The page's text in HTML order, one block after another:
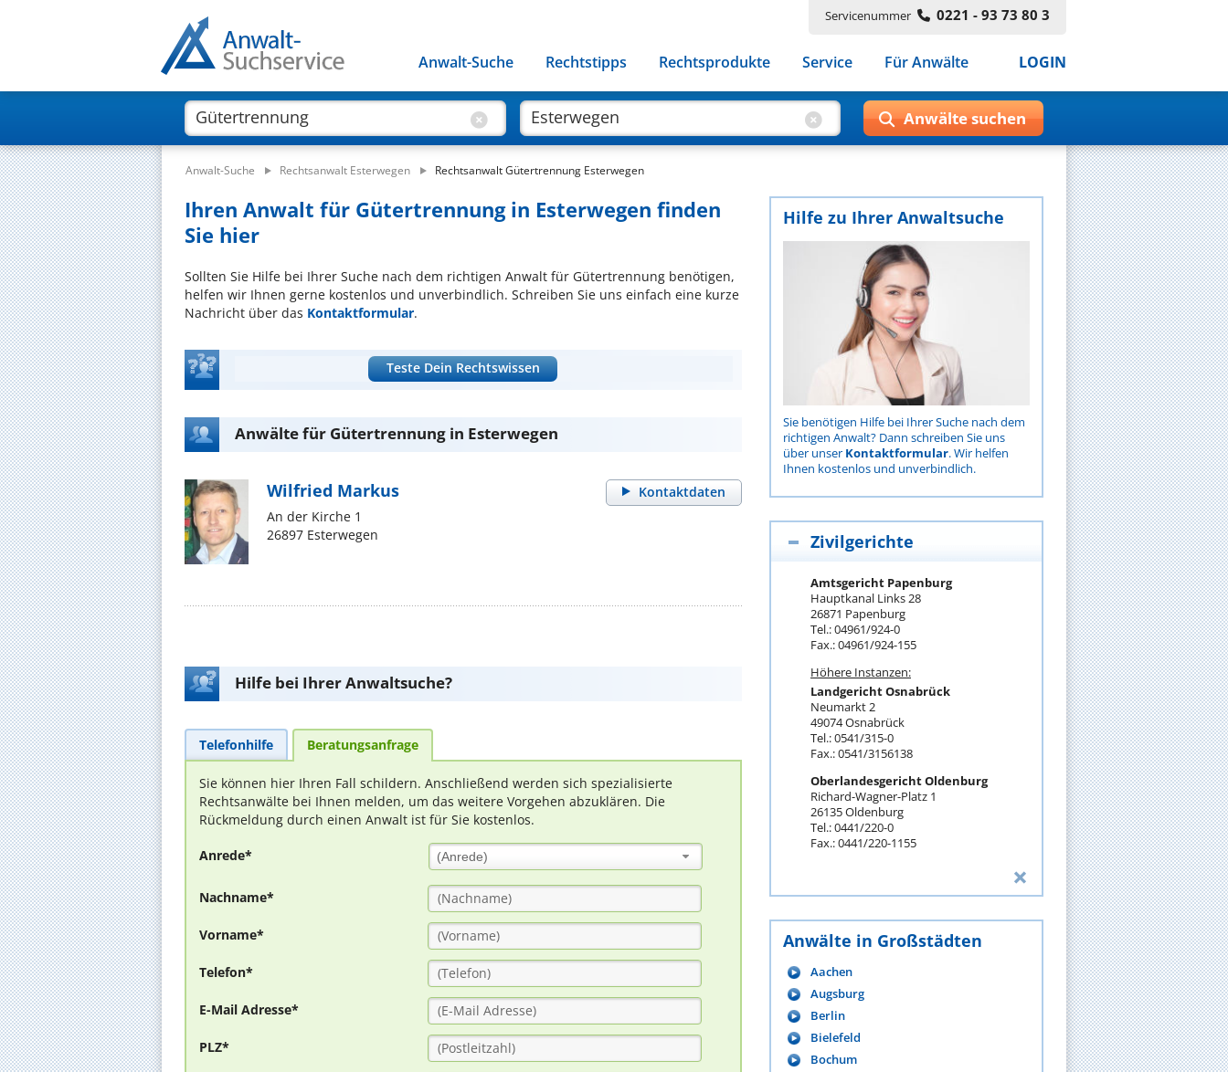
Servicenummer 0221 - 93 73 80 3
Anwalt-Suche Rechtstipps Rechtsprodukte Service Für Anwälte LOGIN
Anwalt-Suche Rechtsanwalt Esterwegen Rechtsanwalt Gütertrennung Esterwegen
Ihren Anwalt für Gütertrennung in Esterwegen finden
Sie hier
Sollten Sie Hilfe bei Ihrer Suche nach dem richtigen Anwalt für Gütertrennung benötigen,
helfen wir Ihnen gerne kostenlos und unverbindlich. Schreiben Sie uns einfach eine kurze
Nachricht über das Kontaktformular.
Teste Dein Rechtswissen
Anwälte für Gütertrennung in Esterwegen
Kontaktdaten
Wilfried Markus
An der Kirche 1
26897 Esterwegen
Hilfe bei Ihrer Anwaltsuche?
Telefonhilfe Beratungsanfrage
Sie können hier Ihren Fall schildern. Anschließend werden sich spezialisierte
Rechtsanwälte bei Ihnen melden, um das weitere Vorgehen abzuklären. Die
Rückmeldung durch einen Anwalt ist für Sie kostenlos.
Anrede* (Anrede)
Nachname*
Vorname*
Telefon*
E-Mail Adresse*
PLZ*
Hilfe zu Ihrer Anwaltsuche
Sie benötigen Hilfe bei Ihrer Suche nach dem
richtigen Anwalt? Dann schreiben Sie uns
über unser Kontaktformular. Wir helfen
Ihnen kostenlos und unverbindlich.
Zivilgerichte
Amtsgericht Papenburg
Hauptkanal Links 28
26871 Papenburg
Tel.: 04961/924-0
Fax.: 04961/924-155
Höhere Instanzen:
Landgericht Osnabrück
Neumarkt 2
49074 Osnabrück
Tel.: 0541/315-0
Fax.: 0541/3156138
Oberlandesgericht Oldenburg
Richard-Wagner-Platz 1
26135 Oldenburg
Tel.: 0441/220-0
Fax.: 0441/220-1155
Anwälte in Großstädten
Aachen
Augsburg
Berlin
Bielefeld
Bochum